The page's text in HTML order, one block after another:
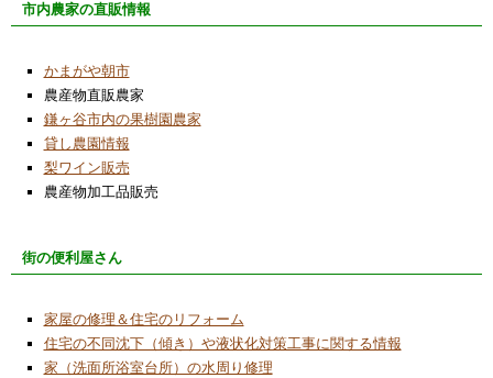
市内農家の直販情報
かまがや朝市
農産物直販農家
鎌ヶ谷市内の果樹園農家
貸し農園情報
梨ワイン販売
農産物加工品販売
街の便利屋さん
家屋の修理＆住宅のリフォーム
住宅の不同沈下（傾き）や液状化対策工事に関する情報
家（洗面所浴室台所）の水周り修理